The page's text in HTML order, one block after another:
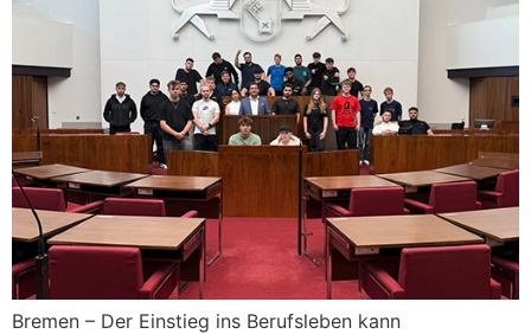
Bremen – Der Einstieg ins Berufsleben kann